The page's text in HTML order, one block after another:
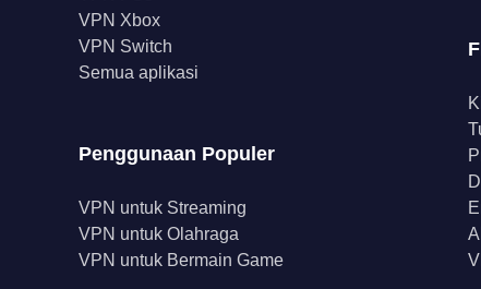
VPN Xbox
VPN Switch
Semua aplikasi
Penggunaan Populer
VPN untuk Streaming
VPN untuk Olahraga
VPN untuk Bermain Game